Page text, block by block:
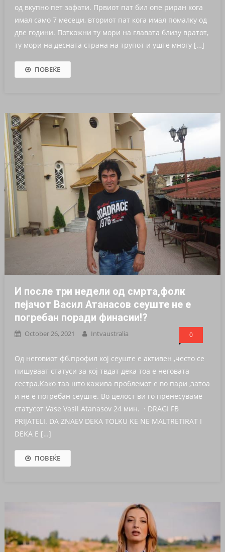
од вкупно пет зафати. Првиот пат бил опе риран кога
имал само 7 месеци, вториот пат кога имал помалку од
две години. Поткожни ту мори на главата близу вратот,
ту мори на десната страна на трупот и уште многу […]
ПОВЕЌЕ
И после три недели од смрта,фолк
пејачот Васил Атанасов сеуште не е
погребан поради финасии!?
October 26, 2021 Intvaustralia 0
Од неговиот фб.профил кој сеуште е активен ,често се
пишуваат статуси за кој твдат дека тоа е неговата
сестра.Како таа што кажива проблемот е во пари ,затоа
и не е погребан сеуште. Во целост ви го пренесуваме
статусот Vase Vasil Atanasov 24 мин. · DRAGI FB
PRIJATELI. DA ZNAEV DEKA TOLKU KE NE MALTRETIRAT I
DEKA E […]
ПОВЕЌЕ